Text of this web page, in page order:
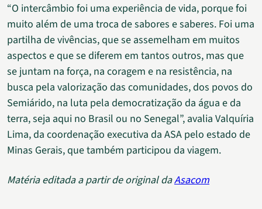
“O intercâmbio foi uma experiência de vida, porque foi
muito além de uma troca de sabores e saberes. Foi uma
partilha de vivências, que se assemelham em muitos
aspectos e que se diferem em tantos outros, mas que
se juntam na força, na coragem e na resistência, na
busca pela valorização das comunidades, dos povos do
Semiárido, na luta pela democratização da água e da
terra, seja aqui no Brasil ou no Senegal”, avalia Valquíria
Lima, da coordenação executiva da ASA pelo estado de
Minas Gerais, que também participou da viagem.
Matéria editada a partir de original daAsacom